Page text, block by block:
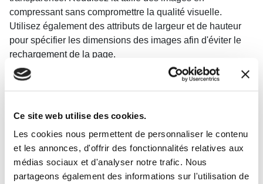
Ce site web utilise des cookies.
Les cookies nous permettent de personnaliser le contenu
et les annonces, d'offrir des fonctionnalités relatives aux
médias sociaux et d'analyser notre trafic. Nous
partageons également des informations sur l'utilisation de
compressant sans compromettre la qualité visuelle.
Utilisez également des attributs de largeur et de hauteur
pour spécifier les dimensions des images afin d'éviter le
rechargement de la page.
Expériences immersives